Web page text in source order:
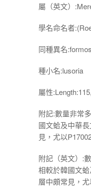
屬（英文）
學名命名者
同種異名
種小名:lusoria
屬性
附記:數量非常
國文蛤及中華
見，尤以
附記（英文）:
相較於韓國文
層中頗常見，